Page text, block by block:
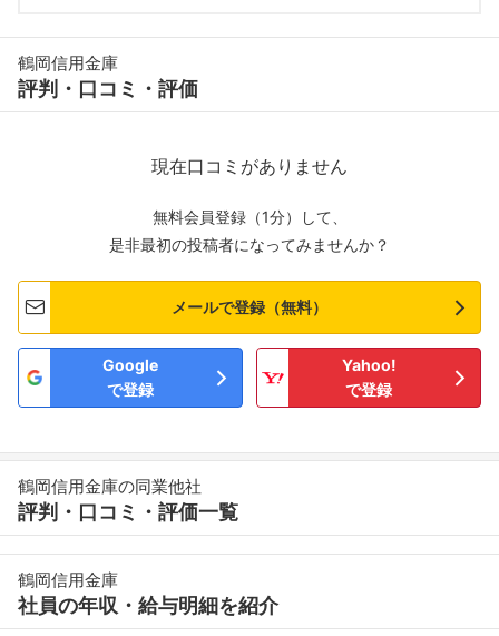
鶴岡信用金庫
評判・口コミ・評価
現在口コミがありません
無料会員登録（1分）して、
是非最初の投稿者になってみませんか？
メールで登録（無料）
Google
で登録
Yahoo!
で登録
鶴岡信用金庫の同業他社
評判・口コミ・評価一覧
鶴岡信用金庫
社員の年収・給与明細を紹介